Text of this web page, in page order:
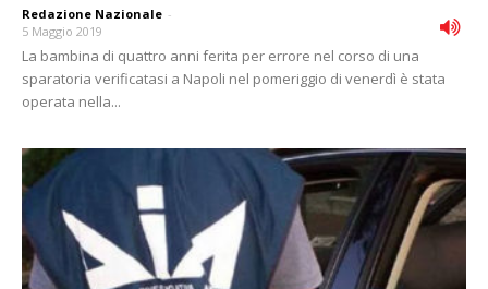
Redazione Nazionale -
5 Maggio 2019
La bambina di quattro anni ferita per errore nel corso di una
sparatoria verificatasi a Napoli nel pomeriggio di venerdì è stata
operata nella...